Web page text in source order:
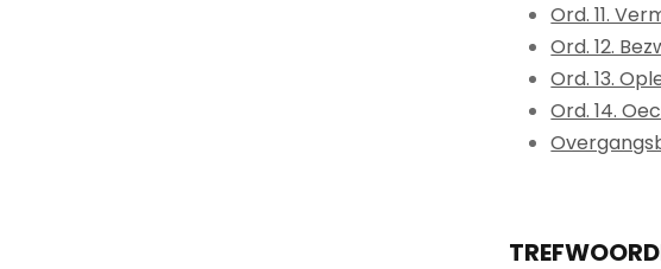
Ord. 11.
Ord. 12.
Ord. 13.
Ord. 14.